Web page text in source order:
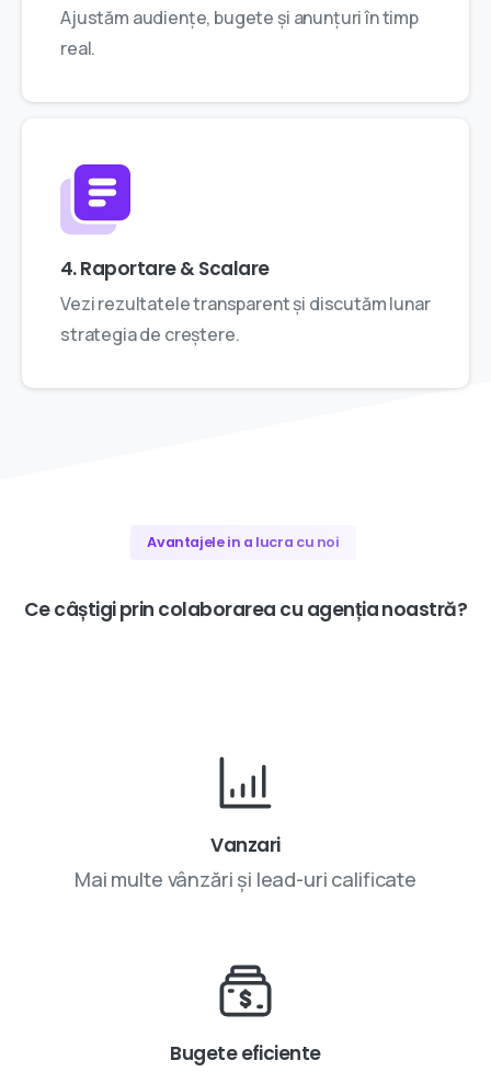
Ajustăm audiențe, bugete și anunțuri în timp
real.
4. Raportare & Scalare
Vezi rezultatele transparent și discutăm lunar
strategia de creștere.
Avantajele in a lucra cu noi
Cecâștigiprin colaborarea cu agențianoastră?
Vanzari
Mai multe vânzări și lead-uri calificate
Bugete eficiente